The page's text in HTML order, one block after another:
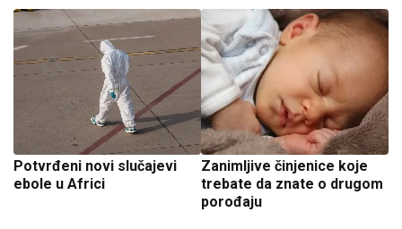
Potvrđeni novi slučajevi
ebole u Africi
Zanimljive činjenice koje
trebate da znate o drugom
porođaju